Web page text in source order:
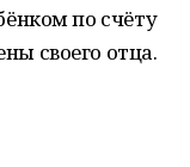
по счёту
своего отца.